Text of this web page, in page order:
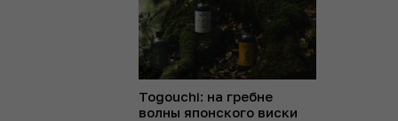
Togouchi: на гребне
волны японского виски